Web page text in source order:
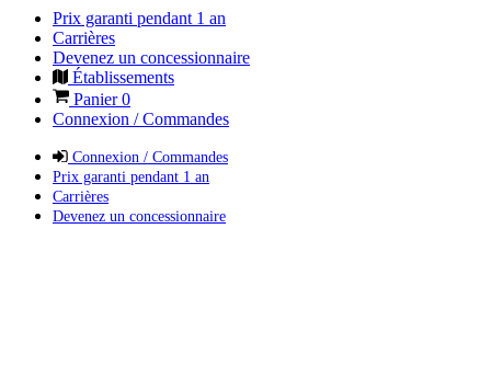
Prix garanti pendant 1 an
Carrières
Devenez un concessionnaire
Établissements
Panier0
Connexion / Commandes
Connexion / Commandes
Prix garanti pendant 1 an
Carrières
Devenez un concessionnaire